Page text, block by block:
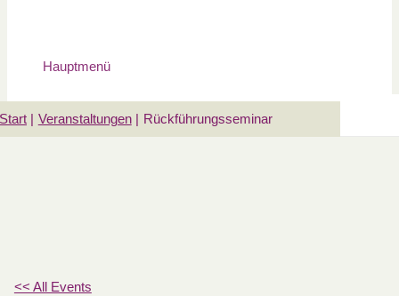
Hauptmenü
Start Veranstaltungen Rückführungsseminar
<< All Events